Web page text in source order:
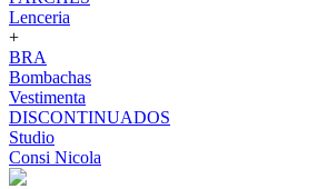
Lenceria
+
BRA
Bombachas
Vestimenta
DISCONTINUADOS
Studio
Consi Nicola